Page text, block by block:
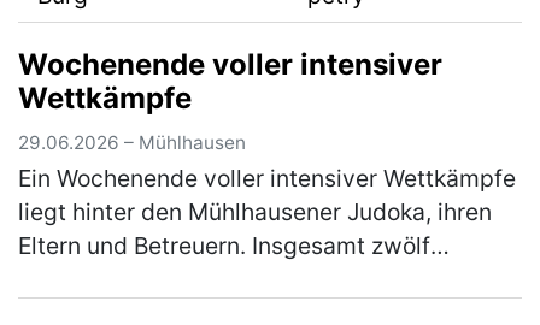
Wochenende voller intensiver
Wettkämpfe
29.06.2026 – Mühlhausen
Ein Wochenende voller intensiver Wettkämpfe
liegt hinter den Mühlhausener Judoka, ihren
Eltern und Betreuern. Insgesamt zwölf